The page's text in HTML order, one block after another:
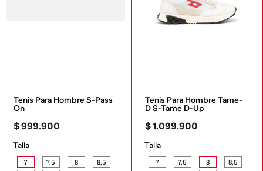
Tenis Para Hombre S-Pass
On
$999.900
Talla
7 7,5 8
8,5
Tenis Para Hombre Tame-
D S-Tame D-Up
$1.099.900
Talla
7 7,5 8
8,5